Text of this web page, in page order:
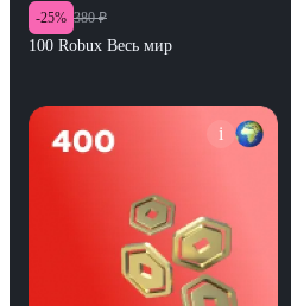
-25% 380 ₽
100 Robux Весь мир
i